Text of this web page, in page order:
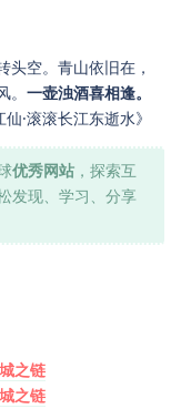
空。青山依旧在，
一壶浊酒喜相逢。
·滚滚长江东逝水》
优秀网站 ，探索互
发现、学习、分享
之链
之链